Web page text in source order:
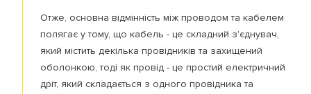
Отже, основна відмінність між проводом та кабелем
полягає у тому, що кабель - це складний з'єднувач,
який містить декілька провідників та захищений
оболонкою, тоді як провід - це простий електричний
дріт, який складається з одного провідника та